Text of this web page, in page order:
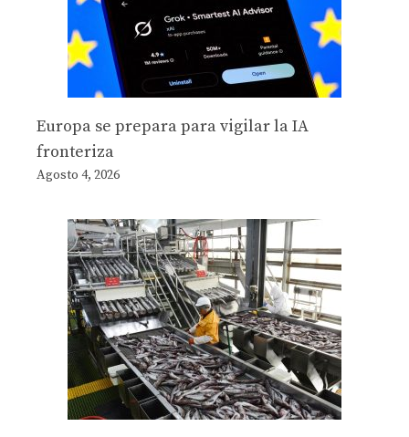
Europa se prepara para vigilar la IA
fronteriza
Agosto 4, 2026